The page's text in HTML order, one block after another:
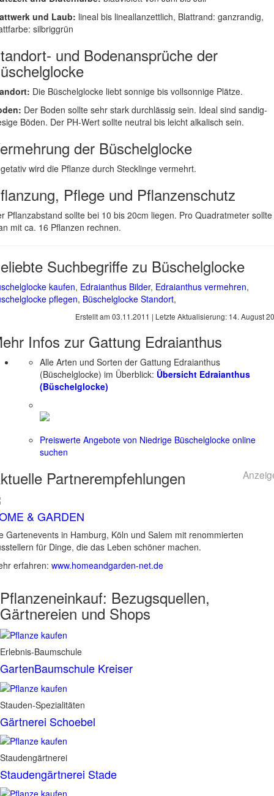
und Laub: lineal bis lineallanzettlich, Blattrand: ganzrandig,
silbriggrün
und Bodenansprüche der
Die Büschelglocke liebt sonnige bis vollsonnige Plätze.
Der Boden sollte sehr stark durchlässig sein. Ideal sind sandig-
Böden. Der PH-Wert sollte neutral bis leicht alkalisch sein.
der Büschelglocke
wird die Pflanze durch Stecklinge vermehrt.
Pflege und Pflanzenschutz
Pflanzabstand sollte bei 10 bis 20cm liegen. Pro Quadratmeter sollte
mit ca. 16 Pflanzen rechnen.
Suchbegriffe zu Büschelglocke
kaufen, Edraianthus Bilder, Edraianthus vermehren,
pflegen, Büschelglocke Standort,
Erstellt am 03.11.2011 | Letzte Aktualisierung: 14. August
Infos zur Gattung Edraianthus
Alle Arten und Sorten der Gattung Edraianthus
(Büschelglocke) im Überblick: Übersicht Edraianthus
(Büschelglocke)
Preiswerte Angebote von Niedrige Büschelglocke online
suchen
Partnerempfehlungen
& GARDEN
Gartenevents in Hamburg, Köln und Salem mit renommierten
für Dinge, die das Leben schöner machen.
erfahren: www.homeandgarden-net.de
Pflanzeneinkauf: Bezugsquellen,
Gärtnereien und Shops
Erlebnis-Baumschule
GartenBaumschule Kreiser
Stauden-Spezialitäten
Gärtnerei Schoebel
Staudengärtnerei
Staudengärtnerei Stade